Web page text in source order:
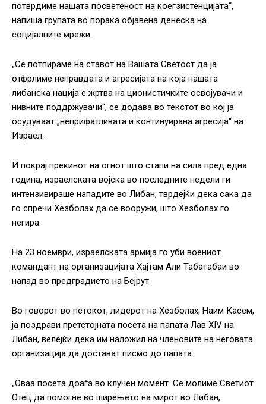
потврдиме нашата посветеност на коегзистенцијата“,
напиша групата во порака објавена денеска на
социјалните мрежи.
„Се потпираме на ставот на Вашата Светост да ја
отфрлиме неправдата и агресијата на која нашата
либанска нација е жртва на ционистичките освојувачи и
нивните поддржувачи“, се додава во текстот во кој ја
осудуваат „неприфатливата и континуирана агресија“ на
Израел.
И покрај прекинот на огнот што стапи на сила пред една
година, израелската војска во последните недели ги
интензивираше нападите во Либан, тврдејќи дека сака да
го спречи Хезболах да се вооружи, што Хезболах го
негира.
На 23 ноември, израелската армија го уби воениот
командант на организацијата Хајтам Али Табатабаи во
напад во предградието на Бејрут.
Во говорот во петокот, лидерот на Хезболах, Наим Касем,
ја поздрави претстојната посета на папата Лав XIV на
Либан, велејќи дека им наложил на членовите на неговата
организација да достават писмо до папата.
„Оваа посета доаѓа во клучен момент. Се молиме Светиот
Отец да помогне во ширењето на мирот во Либан,